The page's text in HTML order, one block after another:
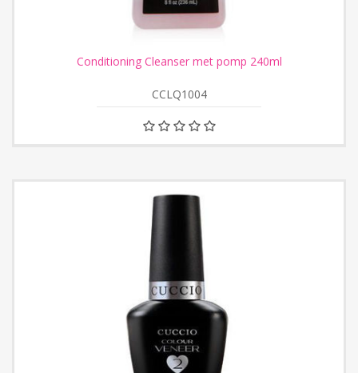
Conditioning Cleanser met pomp 240ml
CCLQ1004